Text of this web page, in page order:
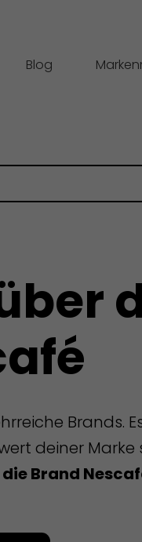
Blog
Brands.
deiner Marke
Brand